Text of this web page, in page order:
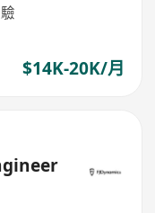
$14K-20K/月